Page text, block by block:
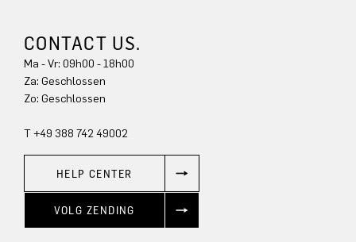
CONTACT US.
Ma - Vr: 09h00 - 18h00
Za: Geschlossen
Zo: Geschlossen
T +49 388 742 49002
HELP CENTER
VOLG ZENDING